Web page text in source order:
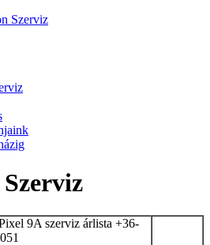
Szerviz
9A szerviz árlista +36-